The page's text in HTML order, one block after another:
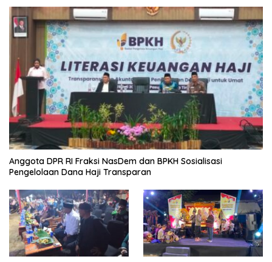
Anggota DPR RI Fraksi NasDem dan BPKH Sosialisasi
Pengelolaan Dana Haji Transparan